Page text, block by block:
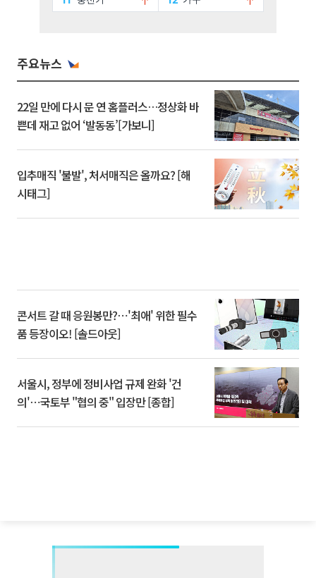
주요뉴스
22일 만에 다시 문 연 홈플러스…정상화 바
쁜데 재고 없어 ‘발동동’[가보니]
입추매직 '불발', 처서매직은 올까요? [해
시태그]
콘서트 갈 때 응원봉만?⋯'최애' 위한 필수
품 등장이오! [솔드아웃]
서울시, 정부에 정비사업 규제 완화 '건
의'⋯국토부 "협의 중" 입장만 [종합]